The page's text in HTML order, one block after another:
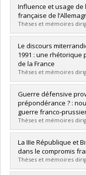
Diplômé(e) :Cyr,
Cycle :Doctorat
Diplôme obtenu :
Lien vers le
Influence et usage
française de
Thèses et mémoires
Diplômé(e) :Giroux,
Cycle :Maîtrise
Diplôme obtenu :
Lien vers le
Le discours
1991 : une
de la France
Thèses et mémoires
Diplômé(e) :
Cycle :Maîtrise
Diplôme obtenu :
Lien vers le
Guerre défensive
prépondérance ? :
guerre franco-
Thèses et mémoires
Diplômé(e) :
Cycle :Maîtrise
Diplôme obtenu :
Lien vers le
La IIIe République et
dans le compromis
Thèses et mémoires